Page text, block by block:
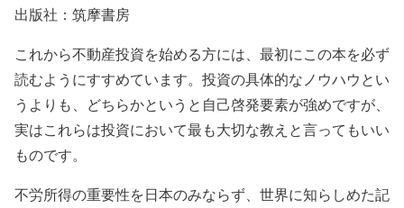
出版社：筑摩書房
これから不動産投資を始める方には、最初にこの本を必ず
読むようにすすめています。投資の具体的なノウハウとい
うよりも、どちらかというと自己啓発要素が強めですが、
実はこれらは投資において最も大切な教えと言ってもいい
ものです。
不労所得の重要性を日本のみならず、世界に知らしめた記